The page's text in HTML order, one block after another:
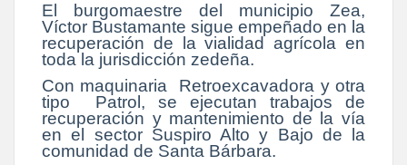
El burgomaestre del municipio Zea,
Víctor Bustamante sigue empeñado en la
recuperación de la vialidad agrícola en
toda la jurisdicción zedeña.
Con maquinaria Retroexcavadora y otra
tipo Patrol, se ejecutan trabajos de
recuperación y mantenimiento de la vía
en el sector Suspiro Alto y Bajo de la
comunidad de Santa Bárbara.